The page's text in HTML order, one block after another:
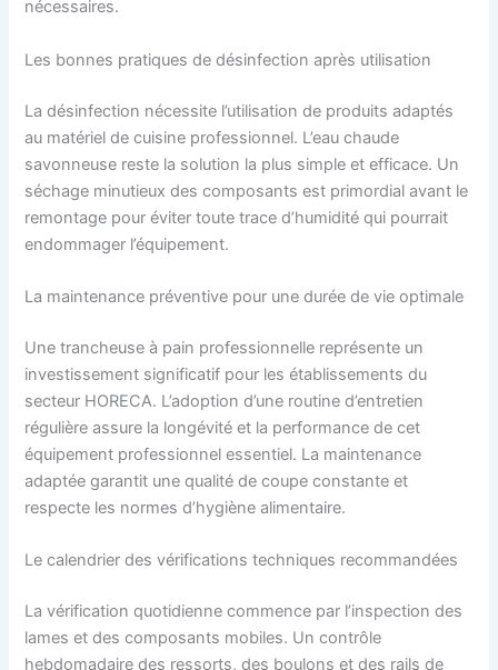
nécessaires.
Les bonnes pratiques de désinfection après utilisation
La désinfection nécessite l’utilisation de produits adaptés
au matériel de cuisine professionnel. L’eau chaude
savonneuse reste la solution la plus simple et efficace. Un
séchage minutieux des composants est primordial avant le
remontage pour éviter toute trace d’humidité qui pourrait
endommager l’équipement.
La maintenance préventive pour une durée de vie optimale
Une trancheuse à pain professionnelle représente un
investissement significatif pour les établissements du
secteur HORECA. L’adoption d’une routine d’entretien
régulière assure la longévité et la performance de cet
équipement professionnel essentiel. La maintenance
adaptée garantit une qualité de coupe constante et
respecte les normes d’hygiène alimentaire.
Le calendrier des vérifications techniques recommandées
La vérification quotidienne commence par l’inspection des
lames et des composants mobiles. Un contrôle
hebdomadaire des ressorts, des boulons et des rails de